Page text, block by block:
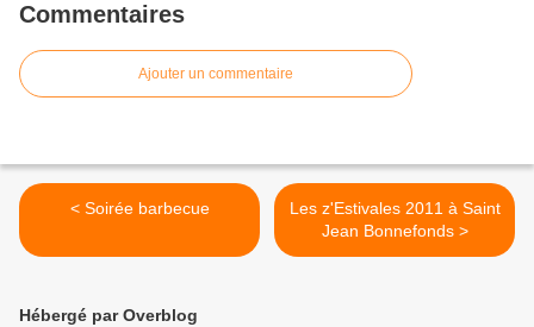
Commentaires
Ajouter un commentaire
< Soirée barbecue
Les z'Estivales 2011 à Saint
Jean Bonnefonds >
Hébergé par Overblog